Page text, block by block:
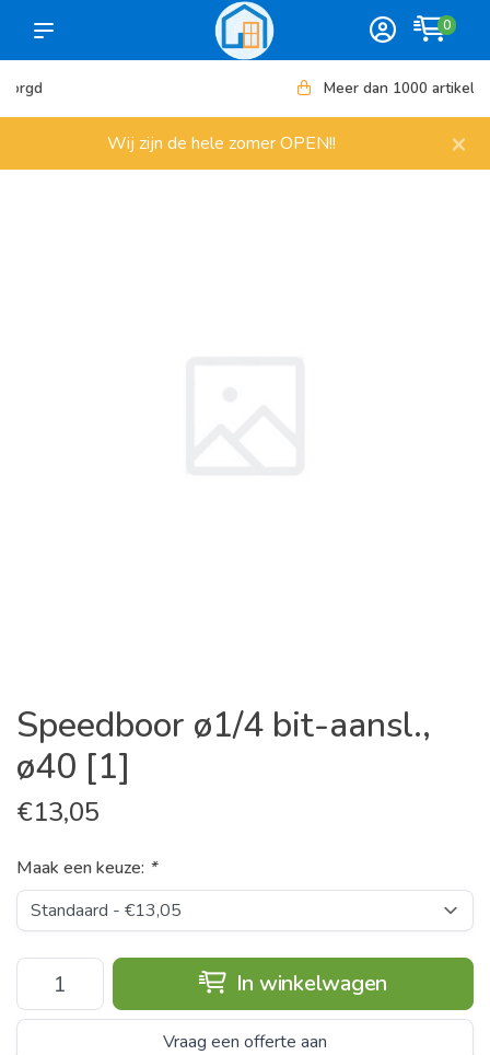
0
Meer dan 1000 artikelen
Wij zijn de hele zomer OPEN!! ×
Speedboor ø1/4 bit-aansl.,
ø40 [1]
€13,05
Maak een keuze: *
In winkelwagen
Vraag een offerte aan